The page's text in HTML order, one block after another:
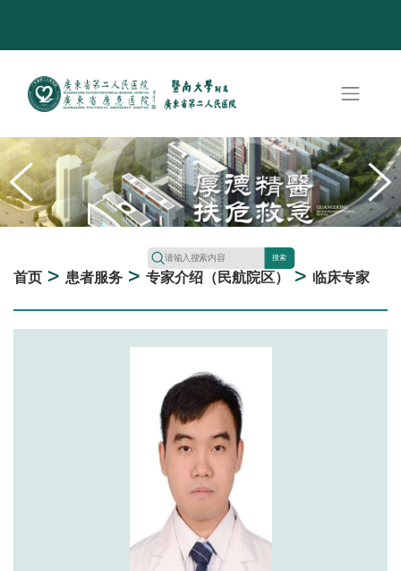
搜索
首页 > 患者服务 > 专家介绍（民航院区） > 临床专家